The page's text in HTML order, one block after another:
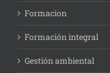
Formacion
Formación integral
Gestión ambiental